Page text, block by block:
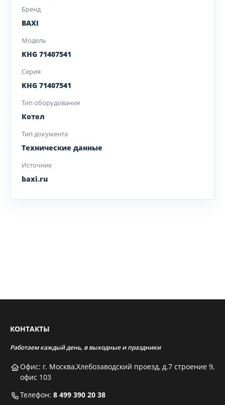
Бренд
BAXI
Модель
KHG 71407541
Серия
KHG 71407541
Тип оборудования
Котел
Тип документа
Технические данные
Источник
baxi.ru
КОНТАКТЫ
Работаем каждый день, в выходные и праздники
Офис: г. Москва,Хлебозаводский проезд, д.7 строение 9,
офис 103
Телефон: 8 499 390 20 38